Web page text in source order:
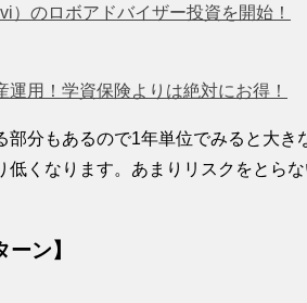
のロボアドバイザー投資を開始！
用！学資保険よりは絶対にお得！
部分もあるので1年単位でみると大
低くなります。あまりリスクをとら
ン】